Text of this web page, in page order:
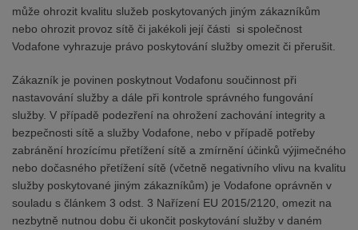
může ohrozit kvalitu služeb poskytovaných jiným zákazníkům
nebo ohrozit provoz sítě či jakékoli její části si společnost
Vodafone vyhrazuje právo poskytování služby omezit či přerušit.
Zákazník je povinen poskytnout Vodafonu součinnost při
nastavování služby a dále při kontrole správného fungování
služby. V případě podezření na ohrožení zachování integrity a
bezpečnosti sítě a služby Vodafone, nebo v případě potřeby
zabránění hrozícímu přetížení sítě a zmírnění účinků výjimečného
nebo dočasného přetížení sítě (včetně negativního vlivu na kvalitu
služby poskytované jiným zákazníkům) je Vodafone oprávněn v
souladu s článkem 3 odst. 3 Nařízení EU 2015/2120, omezit na
nezbytně nutnou dobu či ukončit poskytování služby v daném